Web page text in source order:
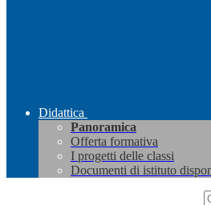
Didattica
Panoramica
Offerta formativa
I progetti delle classi
Documenti di istituto